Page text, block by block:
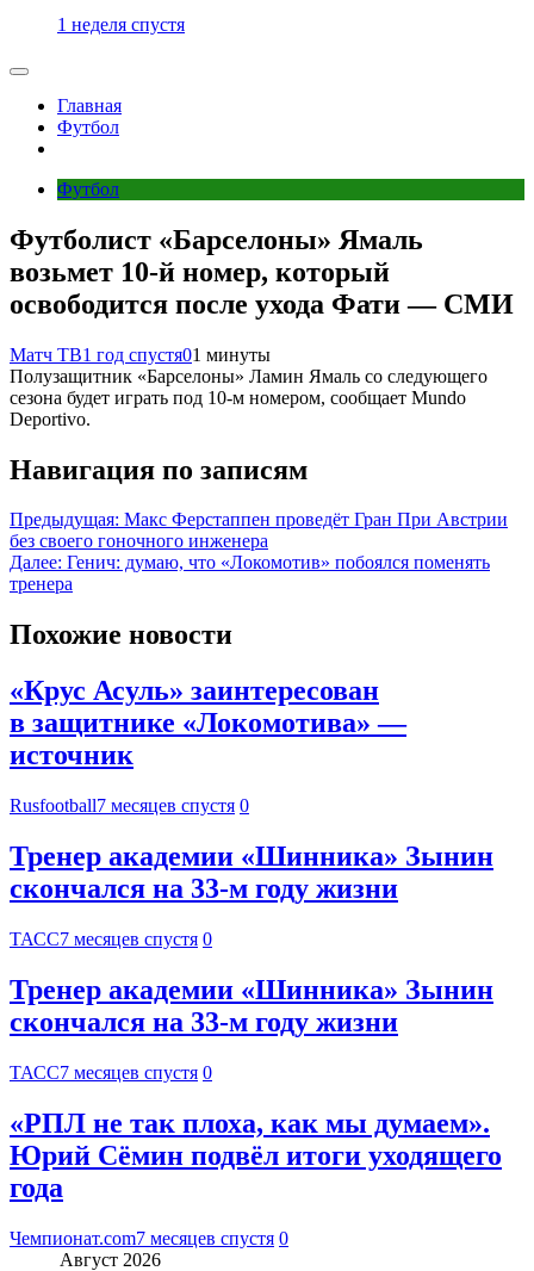
1 неделя спустя
Главная
Футбол
Футбол
Футболист «Барселоны» Ямаль
возьмет 10‑й номер, который
освободится после ухода Фати — СМИ
Матч ТВ1 год спустя01 минуты
Полузащитник «Барселоны» Ламин Ямаль со следующего
сезона будет играть под 10‑м номером, сообщает Mundo
Deportivo.
Навигация по записям
Предыдущая: Макс Ферстаппен проведёт Гран При Австрии
без своего гоночного инженера
Далее: Генич: думаю, что «Локомотив» побоялся поменять
тренера
Похожие новости
«Крус Асуль» заинтересован
в защитнике «Локомотива» —
источник
Rusfootball7 месяцев спустя 0
Тренер академии «Шинника» Зынин
скончался на 33-м году жизни
ТАСС7 месяцев спустя 0
Тренер академии «Шинника» Зынин
скончался на 33-м году жизни
ТАСС7 месяцев спустя 0
«РПЛ не так плоха, как мы думаем».
Юрий Сёмин подвёл итоги уходящего
года
Чемпионат.com7 месяцев спустя 0
Август 2026